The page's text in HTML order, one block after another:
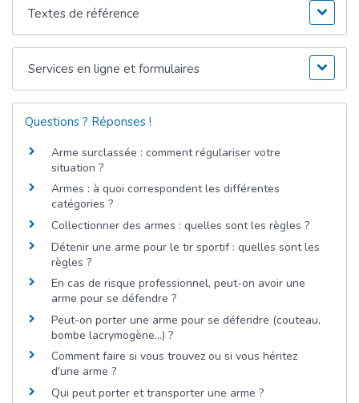
Textes de référence
Services en ligne et formulaires
Questions ? Réponses !
Arme surclassée : comment régulariser votre
situation ?
Armes : à quoi correspondent les différentes
catégories ?
Collectionner des armes : quelles sont les règles ?
Détenir une arme pour le tir sportif : quelles sont les
règles ?
En cas de risque professionnel, peut-on avoir une
arme pour se défendre ?
Peut-on porter une arme pour se défendre (couteau,
bombe lacrymogène...) ?
Comment faire si vous trouvez ou si vous héritez
d'une arme ?
Qui peut porter et transporter une arme ?